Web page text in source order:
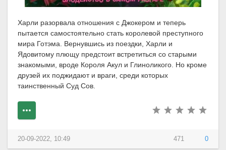
Харли разорвала отношения с Джокером и теперь
пытается самостоятельно стать королевой преступного
мира Готэма. Вернувшись из поездки, Харли и
Ядовитому плющу предстоит встретиться со старыми
знакомыми, вроде Короля Акул и Глиноликого. Но кроме
друзей их поджидают и враги, среди которых
таинственный Суд Сов.
471 0
20-09-2022, 10:49